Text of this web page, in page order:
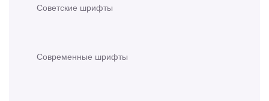
Советские шрифты
Современные шрифты